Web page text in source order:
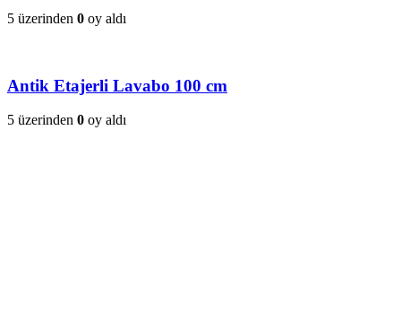
5 üzerinden 0 oy aldı
Antik Etajerli Lavabo 100 cm
5 üzerinden 0 oy aldı